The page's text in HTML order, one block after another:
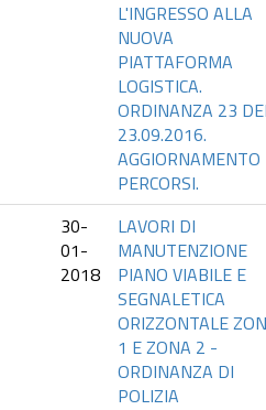
L'INGRESSO ALLA
NUOVA
PIATTAFORMA
LOGISTICA.
ORDINANZA 23
23.09.2016.
AGGIORNAMENTO
PERCORSI.
30-
01-
2018
LAVORI DI
MANUTENZIONE
PIANO VIABILE E
SEGNALETICA
ORIZZONTALE
1 E ZONA 2 -
ORDINANZA DI
POLIZIA